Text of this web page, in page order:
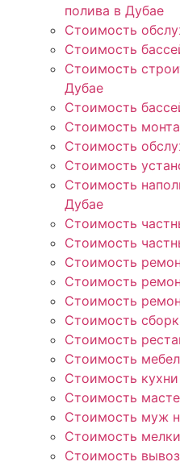
полива в Дубае
Стоимость
Стоимость
Стоимость
Дубае
Стоимость
Стоимость
Стоимость
Стоимость
Стоимость
Дубае
Стоимость
Стоимость
Стоимость
Стоимость
Стоимость
Стоимость
Стоимость
Стоимость
Стоимость
Стоимость
Стоимость муж
Стоимость
Стоимость